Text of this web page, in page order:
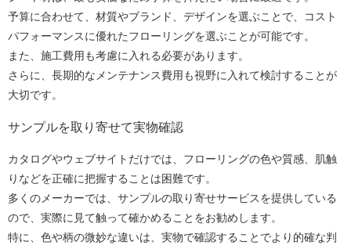
予算に合わせて、材質やブランド、デザインを選ぶことで、コスト
パフォーマンスに優れたフローリングを選ぶことが可能です。
また、施工費用も考慮に入れる必要があります。
さらに、長期的なメンテナンス費用も視野に入れて検討することが
大切です。
サンプルを取り寄せて実物確認
カタログやウェブサイトだけでは、フローリングの色や質感、肌触
りなどを正確に把握することは困難です。
多くのメーカーでは、サンプルの取り寄せサービスを提供している
ので、実際に見て触って確かめることをお勧めします。
特に、色や柄の微妙な違いは、実物で確認することでより的確な判